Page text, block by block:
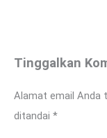
Tinggalkan
Alamat email Anda
ditandai *